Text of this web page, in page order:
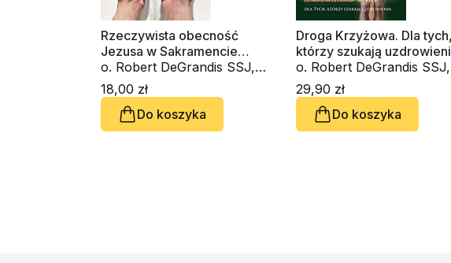
Rzeczywista obecność
Jezusa w Sakramencie
Eucharystii
o. Robert DeGrandis SSJ,
Eugene Peter Koshenina
18,00 zł
Do koszyka
Droga Krzyżowa. Dla tych,
którzy szukają
o. Robert DeGrandis SSJ,
Eugene Peter Koshenina
29,90 zł
Do koszyka